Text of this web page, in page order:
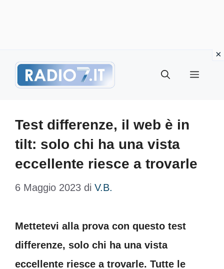
Menu
Test differenze, il web è in
tilt: solo chi ha una vista
eccellente riesce a trovarle
6 Maggio 2023 di V.B.
Mettetevi alla prova con questo test
differenze, solo chi ha una vista
eccellente riesce a trovarle. Tutte le